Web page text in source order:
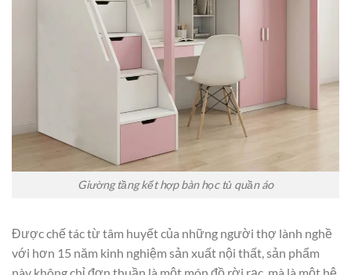
Giường tầng kết hợp bàn học tủ quần áo
Được chế tác từ tâm huyết của những người thợ lành nghề
với hơn 15 năm kinh nghiệm sản xuất nội thất, sản phẩm